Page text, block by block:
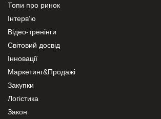
Топи про ринок
Інтерв’ю
Відео-тренінги
Світовий досвід
Інновації
Маркетинг&Продажі
Закупки
Логістика
Закон